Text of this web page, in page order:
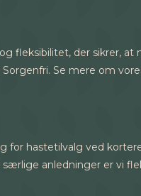
fleksibilitet, der sikrer, at
Se mere om
for hastetilvalg ved
anledninger er vi